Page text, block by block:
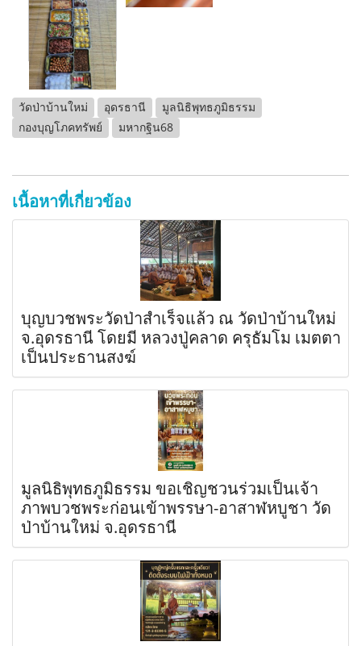
วัดป่าบ้านใหม่ อุดรธานี
มูลนิธิพุทธภูมิธรรม
กองบุญโภคทรัพย์
มหากฐิน68
เนื้อหาที่เกี่ยวข้อง
บุญบวชพระวัดป่าสำเร็จแล้ว ณ วัดป่าบ้านใหม่
จ.อุดรธานี โดยมี หลวงปู่คลาด ครุธัมโม เมตตา
เป็นประธานสงฆ์
มูลนิธิพุทธภูมิธรรม ขอเชิญชวนร่วมเป็นเจ้า
ภาพบวชพระก่อนเข้าพรรษา-อาสาฬหบูชา วัด
ป่าบ้านใหม่ จ.อุดรธานี